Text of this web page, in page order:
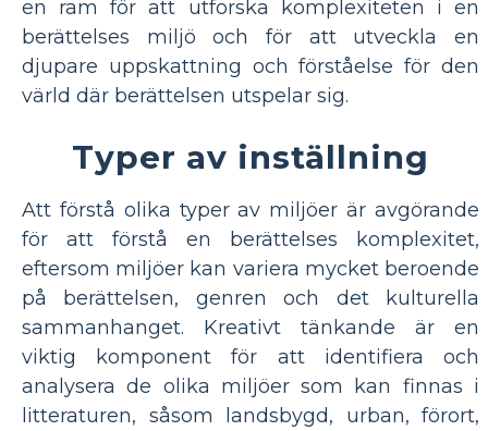
en ram för att utforska komplexiteten i en
berättelses miljö och för att utveckla en
djupare uppskattning och förståelse för den
värld där berättelsen utspelar sig.
Typer av inställning
Att förstå olika typer av miljöer är avgörande
för att förstå en berättelses komplexitet,
eftersom miljöer kan variera mycket beroende
på berättelsen, genren och det kulturella
sammanhanget. Kreativt tänkande är en
viktig komponent för att identifiera och
analysera de olika miljöer som kan finnas i
litteraturen, såsom landsbygd, urban, förort,